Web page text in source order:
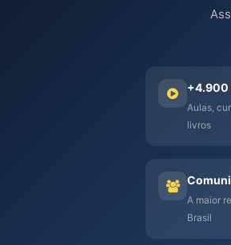
+4.900
Aulas,
livros
A maior
Brasil